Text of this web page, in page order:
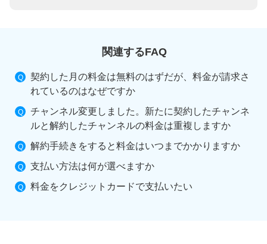
関連するFAQ
契約した月の料金は無料のはずだが、料金が請求さ
れているのはなぜですか
チャンネル変更しました。新たに契約したチャンネ
ルと解約したチャンネルの料金は重複しますか
解約手続きをすると料金はいつまでかかりますか
支払い方法は何が選べますか
料金をクレジットカードで支払いたい